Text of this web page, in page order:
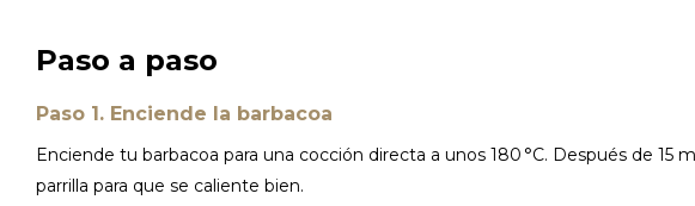
Paso a paso
Paso 1. Enciende la barbacoa
Enciende tu barbacoa para una cocción directa a unos 180 °C. Después de 15
parrilla para que se caliente bien.